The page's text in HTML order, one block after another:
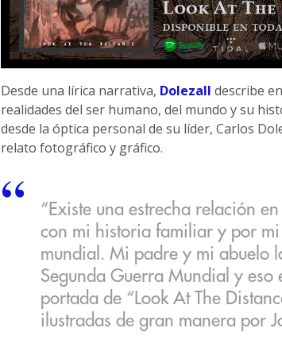
Desde una lírica narrativa, Dolezall describe
realidades del ser humano, del mundo y su
desde la óptica personal de su líder, Carlos
relato fotográfico y gráfico.
“Existe una estrecha relación
con mi historia familiar y por
mundial. Mi padre y mi abuelo
Segunda Guerra Mundial y eso
portada de “Look At The
ilustradas de gran manera por